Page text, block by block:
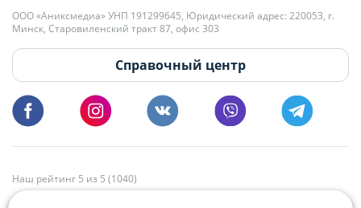
Мы принимаем звонки и отвечаем на письма в будние дни с 9:00 до
18:00.
+375 29 179-11-28 Владислав Гладченко
vg@domovita.by
Пишите и звоните нам в будние дни с 8:00 до 20:00.
ООО «Аниксмедиа» УНП 191299645, Юридический адрес: 220053, г.
Минск, Старовиленский тракт 87, офис 303
Справочный центр
Наш рейтинг 5 из 5 (1040)